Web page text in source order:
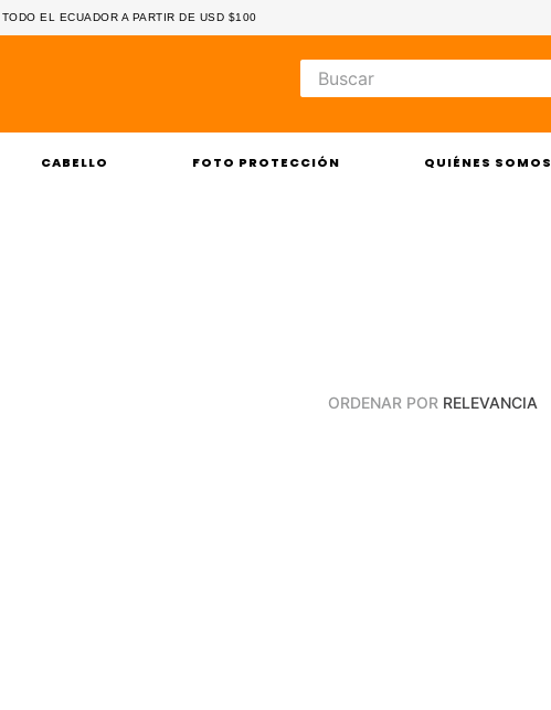
EL ECUADOR A PARTIR DE USD $100
Buscar
CABELLO FOTO PROTECCIÓN QUIÉNES SOMOS
ORDENAR POR RELEVANCIA